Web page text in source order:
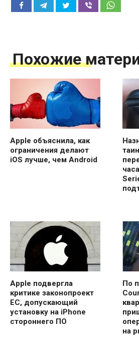
Похожие
Apple объяснила, как
ограничения делают
iOS лучше, чем Android
Apple подвергла
критике законопроект
ЕС, допускающий
установку на iPhone
стороннего ПО
По
на